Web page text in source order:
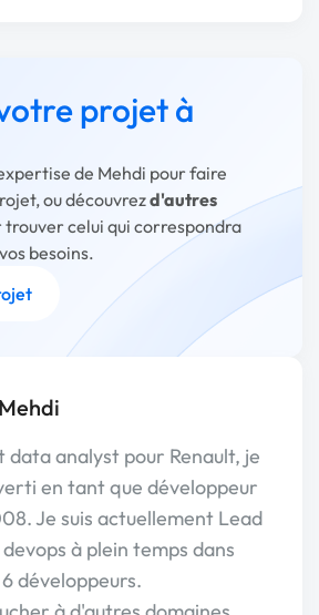
projet à
de Mehdi pour faire
ou découvrezd'autres
trouver celui qui correspondra
besoins.
analyst pour Renault, je
en tant que développeur
Je suis actuellement Lead
à plein temps dans
développeurs.